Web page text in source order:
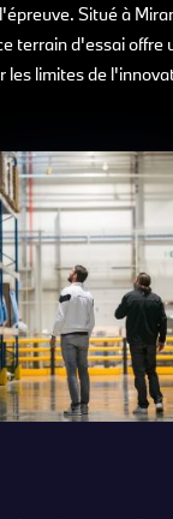
Situé à
terrain d'essai offre
les limites de